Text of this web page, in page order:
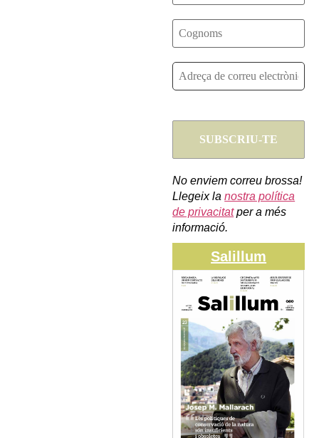
No enviem correu brossa!
Llegeix lanostra política
de privacitatper a més
informació.
Salillum